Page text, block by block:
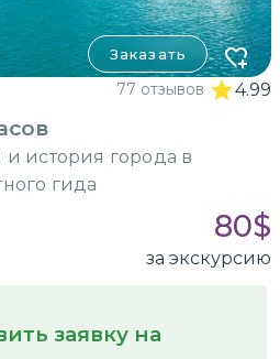
Заказать
77 отзывов 4.99
история города в
гида
80$
за экскурсию
заявку на